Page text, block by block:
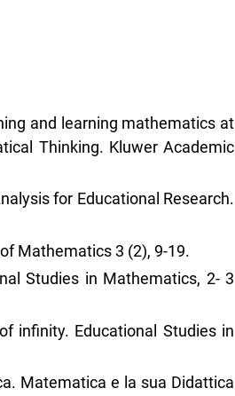
and learning mathematics at
Thinking. Kluwer Academic
for Educational Research.
Mathematics 3 (2), 9-19.
Studies in Mathematics, 2- 3
infinity. Educational Studies in
Matematica e la sua Didattica